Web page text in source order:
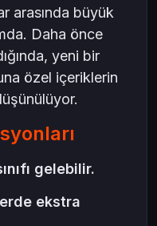
arasında büyük
Daha önce
yeni bir
özel içeriklerin
gelebilir.
ekstra